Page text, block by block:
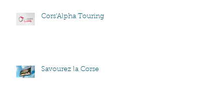
Cors'Alpha Touring
Savourez la Corse